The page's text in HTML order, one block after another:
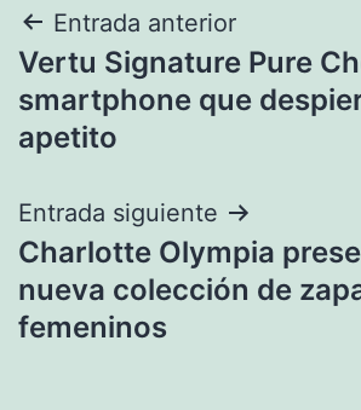
Navegación
de
entradas
Entrada anterior
Vertu Signature Pure
smartphone que
apetito
Entrada siguiente
Charlotte Olympia
nueva colección de
femeninos